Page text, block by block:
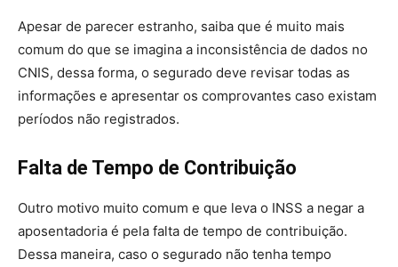
Apesar de parecer estranho, saiba que é muito mais
comum do que se imagina a inconsistência de dados no
CNIS, dessa forma, o segurado deve revisar todas as
informações e apresentar os comprovantes caso existam
períodos não registrados.
Falta de Tempo de Contribuição
Outro motivo muito comum e que leva o INSS a negar a
aposentadoria é pela falta de tempo de contribuição.
Dessa maneira, caso o segurado não tenha tempo